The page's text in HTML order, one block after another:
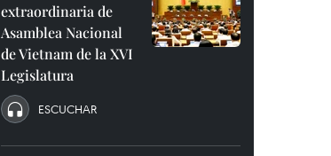
extraordinaria de
Asamblea Nacional
de Vietnam de la XVI
Legislatura
ESCUCHAR